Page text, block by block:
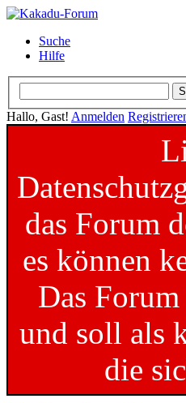
Suche
Hilfe
Hallo, Gast! Anmelden
das Forum
es können
Das
und soll als
die